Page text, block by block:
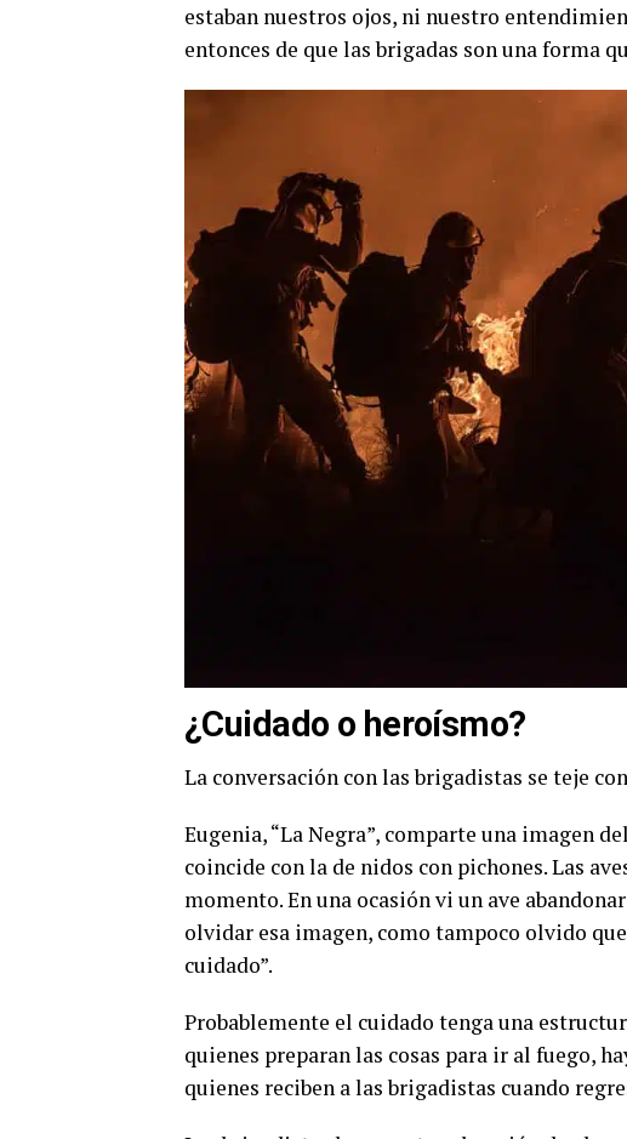
estaban nuestros ojos, ni nuestro
entonces de que las brigadas son una forma
¿Cuidado o heroísmo?
La conversación con las brigadistas se teje
Eugenia, “La Negra”, comparte una imagen
coincide con la de nidos con pichones. Las
momento. En una ocasión vi un ave
olvidar esa imagen, como tampoco olvido
cuidado”.
Probablemente el cuidado tenga una
quienes preparan las cosas para ir al fuego,
quienes reciben a las brigadistas cuando